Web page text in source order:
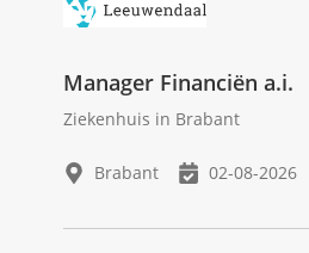
Manager Financiën a.i.
Ziekenhuis in Brabant
Brabant 02-08-2026